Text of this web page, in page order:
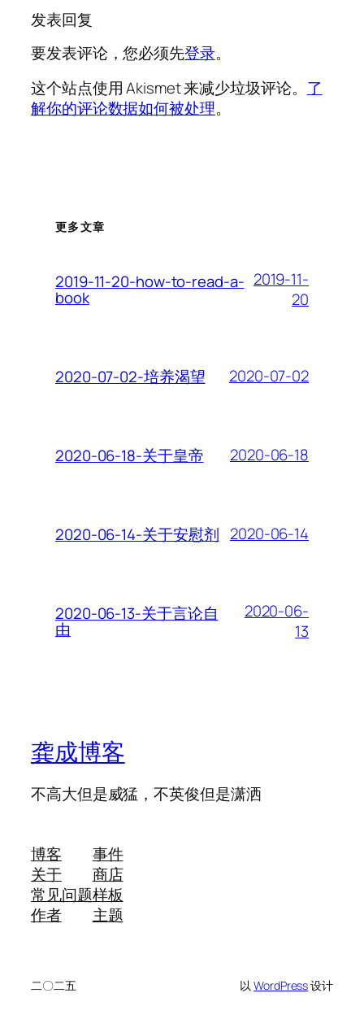
发表回复
要发表评论，您必须先登录。
这个站点使用 Akismet 来减少垃圾评论。 了
解你的评论数据如何被处理。
更多文章
2019-11-20-how-to-read-a-
book
2019-11-
20
2020-07-02-培养渴望 2020-07-02
2020-06-18-关于皇帝 2020-06-18
2020-06-14-关于安慰剂 2020-06-14
2020-06-13-关于言论自
由
2020-06-
13
龚成博客
不高大但是威猛，不英俊但是潇洒
博客
关于
常见问题
作者
事件
商店
样板
主题
二〇二五 以WordPress设计